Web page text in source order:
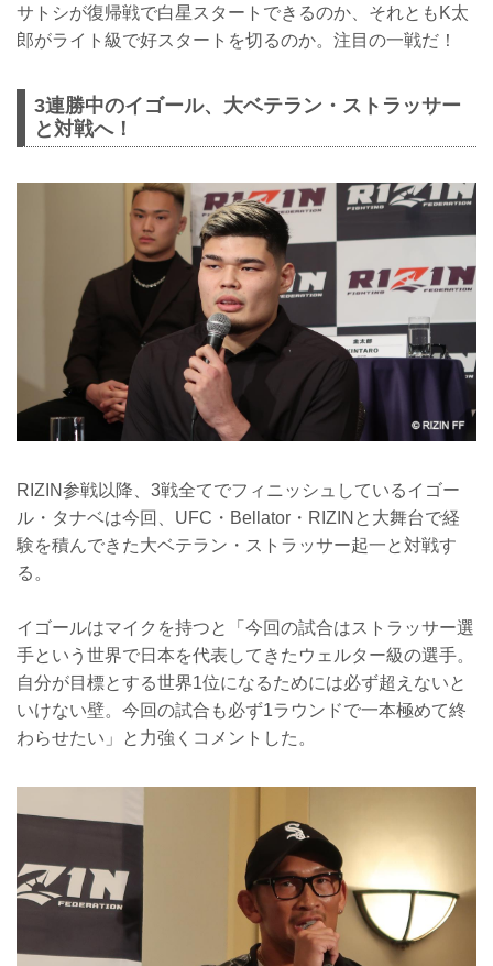
サトシが復帰戦で白星スタートできるのか、それともK太
郎がライト級で好スタートを切るのか。注目の一戦だ！
3連勝中のイゴール、大ベテラン・ストラッサー
と対戦へ！
RIZIN参戦以降、3戦全てでフィニッシュしているイゴー
ル・タナベは今回、UFC・Bellator・RIZINと大舞台で経
験を積んできた大ベテラン・ストラッサー起一と対戦す
る。
イゴールはマイクを持つと「今回の試合はストラッサー選
手という世界で日本を代表してきたウェルター級の選手。
自分が目標とする世界1位になるためには必ず超えないと
いけない壁。今回の試合も必ず1ラウンドで一本極めて終
わらせたい」と力強くコメントした。